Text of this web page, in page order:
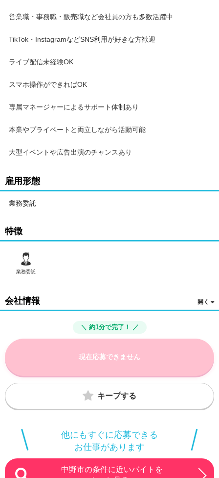
◎応募は超カンタン！
今すぐ応募して、新しい働き方をスタート！
まずは話を聞くだけでもOK！お気軽にご応募ください。
営業職・事務職・販売職など会社員の方も多数活躍中
TikTok・InstagramなどSNS利用が好きな方歓迎
ライブ配信未経験OK
スマホ操作ができればOK
専属マネージャーによるサポート体制あり
本業やプライベートと両立しながら活動可能
大型イベントや広告出演のチャンスあり
雇用形態
業務委託
特徴
業務委託
会社情報
＼ 約1分で完了！ ／
現在応募できません
キープする
他にもすぐに応募できる
お仕事があります
中野市の条件に近いバイトを